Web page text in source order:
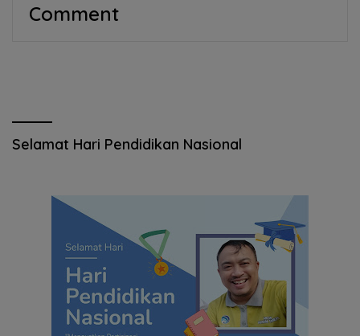
Comment
Selamat Hari Pendidikan Nasional